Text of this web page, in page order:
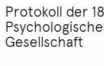
Protokoll der
Gesellschaft